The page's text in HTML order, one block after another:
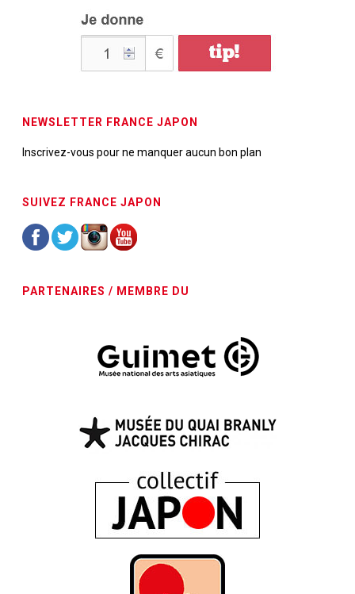
NEWSLETTER FRANCE JAPON
Inscrivez-vous pour ne manquer aucun bon plan
SUIVEZ FRANCE JAPON
PARTENAIRES / MEMBRE DU